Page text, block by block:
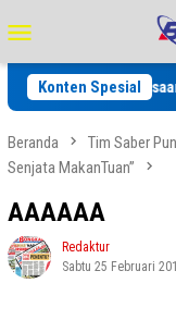
ke
kontenMobile
Konten Spesial
Pemeriksaan
Beranda
Tim Saber
Senjata MakanTuan”
AAAAAA
Redaktur
Sabtu 25 Februari